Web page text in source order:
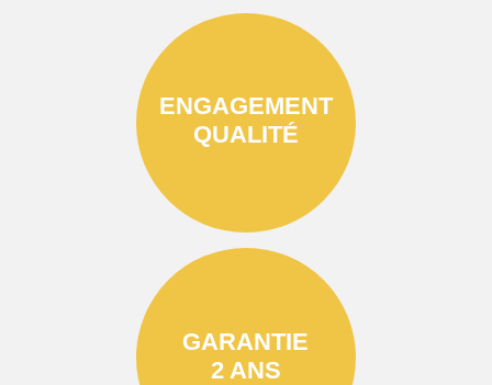
ENGAGEMENT
QUALITÉ
GARANTIE
2 ANS